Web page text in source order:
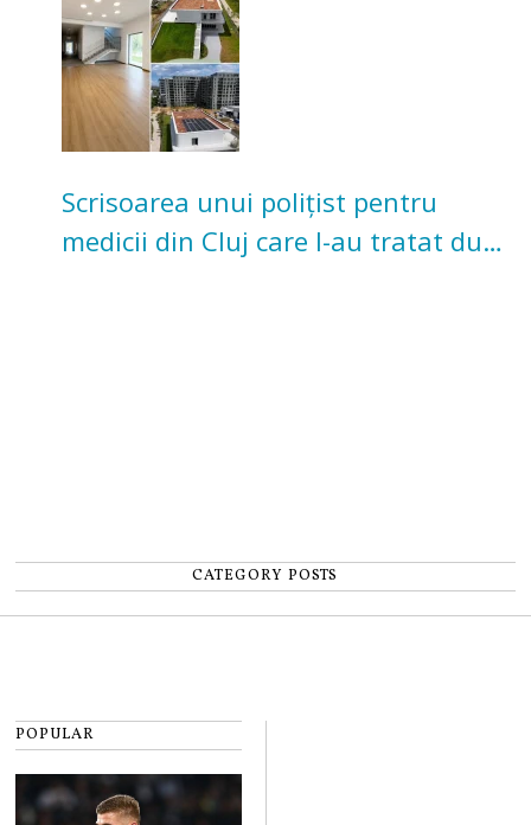
Scrisoarea unui polițist pentru
medicii din Cluj care l-au tratat după
CATEGORY POSTS
POPULAR